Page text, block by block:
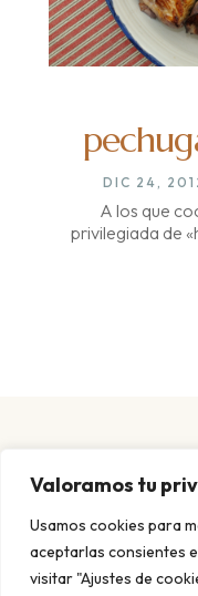
Valoramos tu
Usamos cookies para
aceptarlas consientes
visitar "Ajustes de
DIC 24,
A los que
privilegiada de